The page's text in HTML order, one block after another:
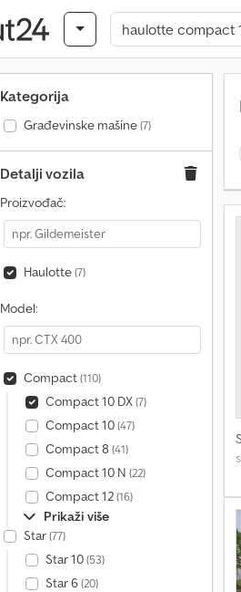
Kategorija
Građevinske mašine(7)
Detalji vozila
Proizvođač:
Haulotte(7)
Model:
Compact(110)
Compact 10 DX(7)
Compact 10(47)
Compact 8 (41)
Compact 10 N (22)
Compact 12(16)
Prikaži više
Star(77)
Star 10(53)
Star 6(20)